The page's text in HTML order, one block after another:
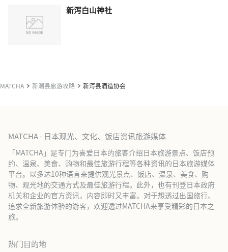
新泻白山神社
MATCHA 新潟县旅游攻略 新泻县酒造协会
MATCHA - 日本观光、文化、饭店资讯旅游媒体
「MATCHA」是专门为喜爱日本的旅客介绍日本旅游景点、饭店预
约、温泉、美食、购物和最佳旅游行程等各种资讯的日本旅游媒体
平台。以多达10种语言来提供观光景点、饭店、温泉、美食、购
物、观光地的交通方式及最佳旅游行程。此外，也有刊登日本政府
机关和企业的官方资讯，内容即时又丰富。对于想透过出国旅行、
追求全新旅游体验的游客，欢迎透过MATCHA来享受精彩的日本之
旅。
热门目的地